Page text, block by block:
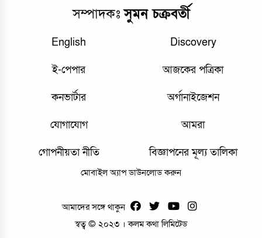
সম্পাদকঃসুমন চক্রবর্তী
English Discovery
ই-পেপার আজকের পত্রিকা
কনভার্টার অর্গানাইজেশন
যোগাযোগ আমরা
গোপনীয়তা নীতি বিজ্ঞাপনের মূল্য তালিকা
মোবাইল অ্যাপ ডাউনলোড করুন
আমাদের সঙ্গে থাকুন
স্বত্ব © ২০২৩ । কলম কথা লিমিটেড